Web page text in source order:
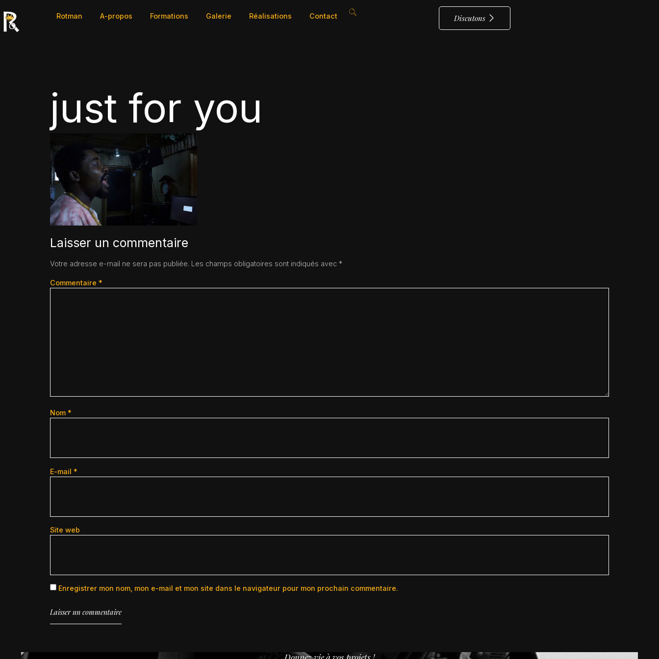
Rotman A-propos Formations Galerie Réalisations Contact Discutons
just for you
Laisser un commentaire
Votre adresse e-mail ne sera pas publiée. Les champs obligatoires sont indiqués avec *
Commentaire *
Nom *
E-mail *
Site web
Enregistrer mon nom, mon e-mail et mon site dans le navigateur pour mon prochain commentaire.